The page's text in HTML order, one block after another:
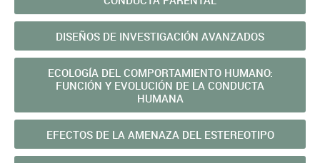
DISEÑOS DE INVESTIGACIÓN AVANZADOS
ECOLOGÍA DEL COMPORTAMIENTO HUMANO:
FUNCIÓN Y EVOLUCIÓN DE LA CONDUCTA
HUMANA
EFECTOS DE LA AMENAZA DEL ESTEREOTIPO